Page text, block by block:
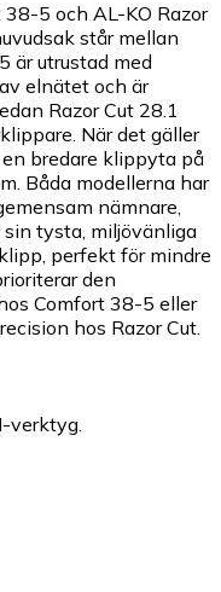
5 och AL-KO Razor
står mellan
är utrustad med
elnätet och är
Razor Cut 28.1
När det gäller
bredare klippyta på
Båda modellerna har
nämnare,
tysta, miljövänliga
perfekt för mindre
den
Comfort 38-5 eller
hos Razor Cut.
verktyg.